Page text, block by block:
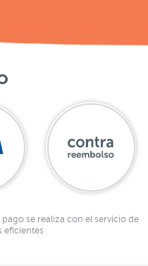
pago se realiza con el servicio de
eficientes